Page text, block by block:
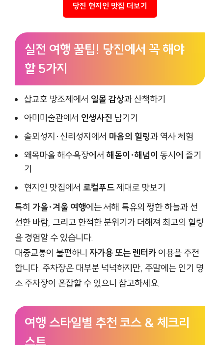
당진 현지인 맛집 더보기
실전 여행 꿀팁! 당진에서 꼭 해야
할 5가지
삽교호 방조제에서 일몰 감상과 산책하기
아미미술관에서 인생사진 남기기
솔뫼성지·신리성지에서 마음의 힐링과 역사 체험
왜목마을 해수욕장에서해돋이·해넘이 동시에 즐기
기
현지인 맛집에서 로컬푸드제대로 맛보기
특히 가을·겨울 여행에는 서해 특유의 쨍한 하늘과 선
선한 바람, 그리고 한적한 분위기가 더해져 최고의 힐링
을 경험할 수 있습니다.
대중교통이 불편하니 자가용 또는 렌터카 이용을 추천
합니다. 주차장은 대부분 넉넉하지만, 주말에는 인기 명
소 주차장이 혼잡할 수 있으니 참고하세요.
여행 스타일별 추천 코스 & 체크리
스트